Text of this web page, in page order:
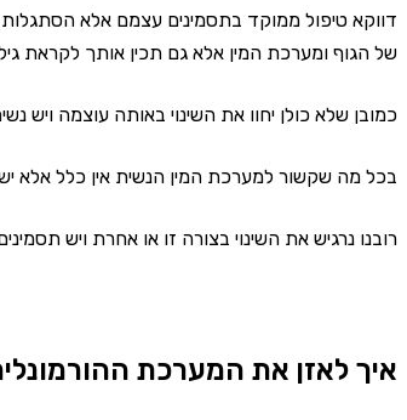
דווקא טיפול ממוקד בתסמינים עצמם אלא
של הגוף ומערכת המין אלא גם תכין אותך לקראת
כמובן שלא כולן יחוו את השינוי באותה עוצמה ויש
בכל מה שקשור למערכת המין הנשית אין כלל אלא
רובנו נרגיש את השינוי בצורה זו או אחרת ויש
איך לאזן את המערכת